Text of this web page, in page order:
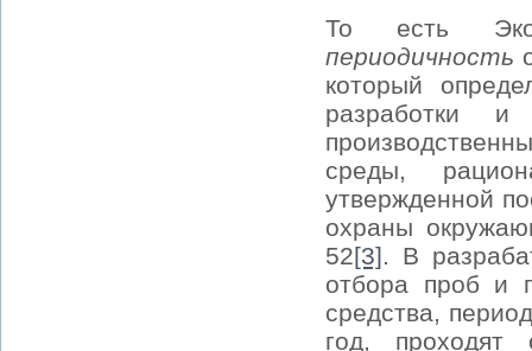
То есть
периодичность
который
разработки и
среды,
утвержденной
охраны
52[3] . В
отбора проб и
средства,
год,